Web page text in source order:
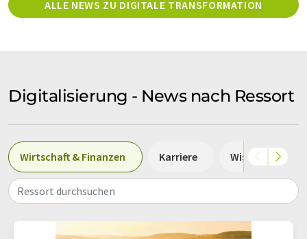
ALLE NEWS ZU DIGITALE TRANSFORMATION
Digitalisierung - News nach Ressort
Wirtschaft & Finanzen Karriere Wissenschaft
Ressort durchsuchen